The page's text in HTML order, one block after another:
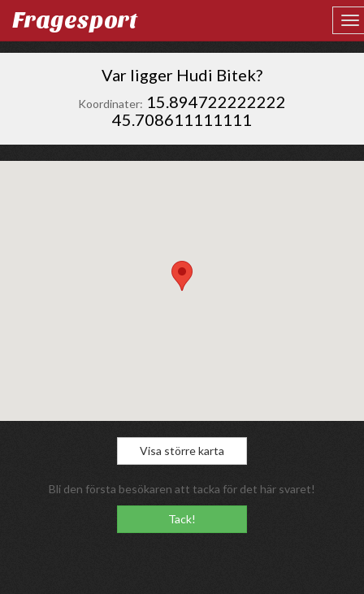
Fragesport
Var ligger Hudi Bitek?
Koordinater: 15.894722222222
45.708611111111
Visa större karta
Bli den första besökaren att tacka för det här svaret!
Tack!